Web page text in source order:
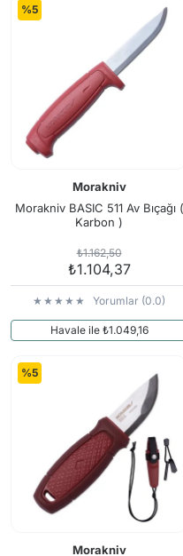
%5
Morakniv
Morakniv BASIC 511 Av Bıçağı (
Karbon )
₺1.162,50
₺1.104,37
Yorumlar (0.0)
Havale ile ₺1.049,16
%5
Morakniv